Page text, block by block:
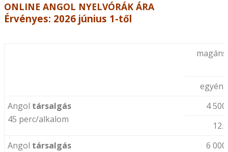
ONLINE ANGOL NYELVÓRÁK ÁRA
Érvényes: 2026 június 1-től
egyéni
Angol társalgás
45 perc/alkalom
4
Angol társalgás
6